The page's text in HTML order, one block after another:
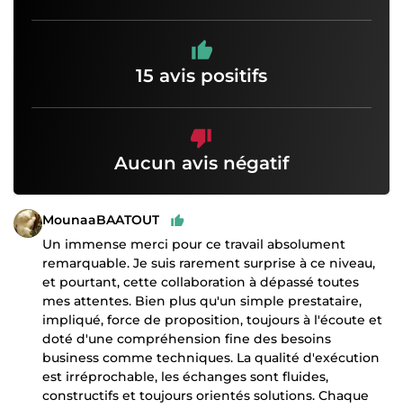
15 avis positifs
Aucun avis négatif
MounaaBAATOUT
Un immense merci pour ce travail absolument
remarquable. Je suis rarement surprise à ce niveau,
et pourtant, cette collaboration à dépassé toutes
mes attentes. Bien plus qu'un simple prestataire,
impliqué, force de proposition, toujours à l'écoute et
doté d'une compréhension fine des besoins
business comme techniques. La qualité d'exécution
est irréprochable, les échanges sont fluides,
constructifs et toujours orientés solutions. Chaque